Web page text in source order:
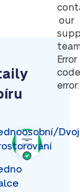
our
Error
code
error: